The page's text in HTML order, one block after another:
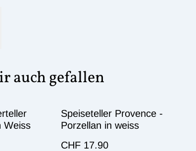
auch gefallen
Weiss
Speiseteller Provence -
Porzellan in weiss
CHF 17.90